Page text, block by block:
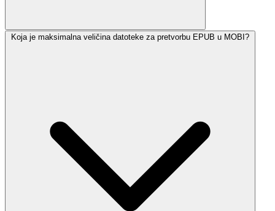
Koja je maksimalna veličina datoteke za pretvorbu EPUB u MOBI?